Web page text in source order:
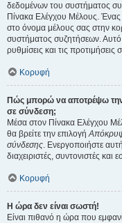
δεδομένων του συστήματος
Πίνακα Ελέγχου Μέλους.
στο όνομα μέλους σας στην
συστήματος συζητήσεων. Αυτό
ρυθμίσεις και τις προτιμήσεις
Κορυφή
Πώς μπορώ να αποτρέψω την
σε σύνδεση;
Μέσα στον Πίνακα Ελέγχου
θα βρείτε την επιλογή
σύνδεσης. Ενεργοποιήστε
διαχειριστές, συντονιστές
Κορυφή
Η ώρα δεν είναι σωστή!
Είναι πιθανό η ώρα που